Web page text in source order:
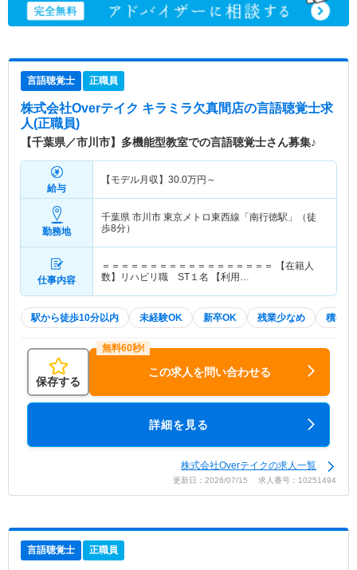
言語聴覚士 正職員
株式会社Overテイク キラミラ欠真間店の言語聴覚士求
人(正職員)
【千葉県／市川市】多機能型教室での言語聴覚士さん募集♪
給与
【モデル月収】 30.0万円～
勤務地
千葉県 市川市 東京メトロ東西線「南行徳駅」（徒
歩8分）
仕事内容
＝＝＝＝＝＝＝＝＝＝＝＝＝＝＝＝＝＝ 【在籍人
数】リハビリ職 ST１名 【利用…
駅から徒歩10分以内 未経験OK 新卒OK 残業少なめ 積極採
保存する
この求人を問い合わせる
詳細を見る
株式会社Overテイクの求人一覧
更新日：2026/07/15 求人番号：10251494
言語聴覚士 正職員